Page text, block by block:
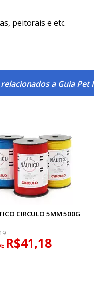
peitorais e etc.
a Guia Pet
CIRCULO 5MM 500G
R$41,18